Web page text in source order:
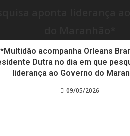
*Multidão acompanha Orleans
Dutra no dia em que
liderança ao Governo do
09/05/2026